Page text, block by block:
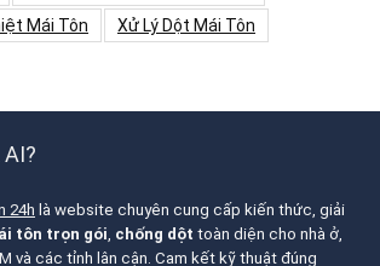
Mái Tôn
Xử Lý Dột Mái Tôn
AI?
24h là website chuyên cung cấp kiến thức, giải
tôn trọn gói, chống dột toàn diện cho nhà ở,
và các tỉnh lân cận. Cam kết kỹ thuật đúng